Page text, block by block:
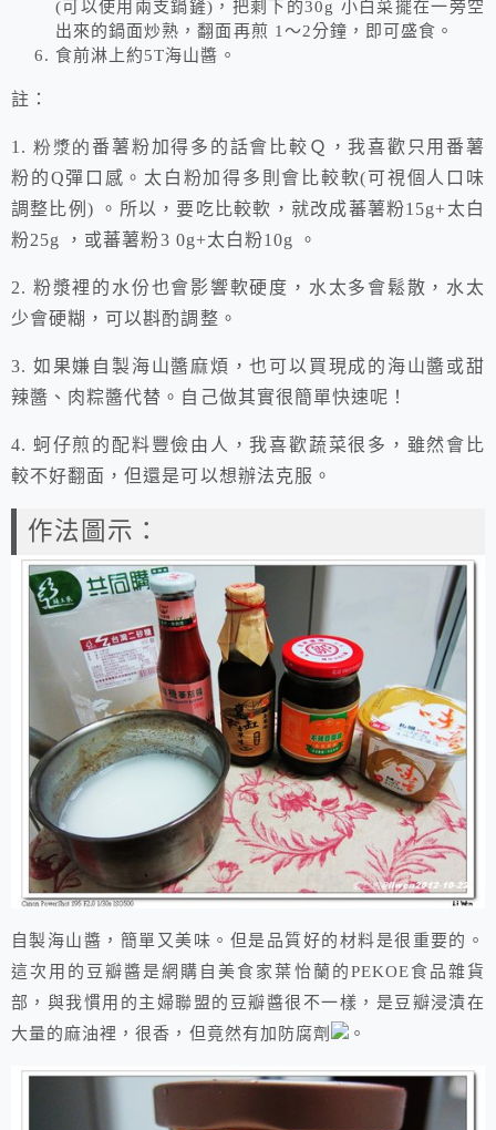
(可以使用兩支鍋鏟)，把剩下的30g 小白菜擺在一旁空
出來的鍋面炒熟，翻面再煎 1 ～2分鐘，即可盛食。
食前淋上約5T海山醬。
註：
1. 粉漿的 番薯粉加得多的話會比較Ｑ，我喜歡只用番薯
粉的Q彈口感。太白粉加得多則會比較軟(可視個人口味
調整比例 ) 。所以，要吃比較軟，就改成蕃薯粉15g+太白
粉25g ，或蕃薯粉3 0g+太白粉10g 。
2. 粉漿裡的水份也會影響軟硬度，水太多會鬆散，水太
少會硬糊，可以斟酌調整。
3. 如果嫌自製海山醬麻煩，也可以買現成的海山醬或甜
辣醬、肉粽醬代替。自己做其實很簡單快速呢！
4. 蚵仔煎的配料豐儉由人，我喜歡蔬菜很多，雖然會比
較不好翻面，但還是可以想辦法克服。
作法圖示：
自製海山醬，簡單又美味。但是品質好的材料是很重要的。
這次用的豆瓣醬是網購自美食家葉怡蘭的PEKOE食品雜貨
部，與我慣用的主婦聯盟的豆瓣醬很不一樣，是豆瓣浸漬在
大量的麻油裡，很香，但竟然有加防腐劑
。